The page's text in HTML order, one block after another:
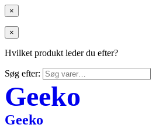
×
×
Hvilket produkt leder du efter?
Søg efter:
Geeko
Geeko